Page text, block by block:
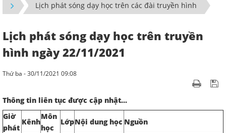
Lịch phát sóng dạy học trên các đài truyền hình
Lịch phát sóng dạy học trên truyền
hình ngày 22/11/2021
Thứ ba - 30/11/2021 09:08
Thông tin liên tục được cập nhật...
Giờ
phát
Kênh
Môn
học
LớpNội dung học Nguồn